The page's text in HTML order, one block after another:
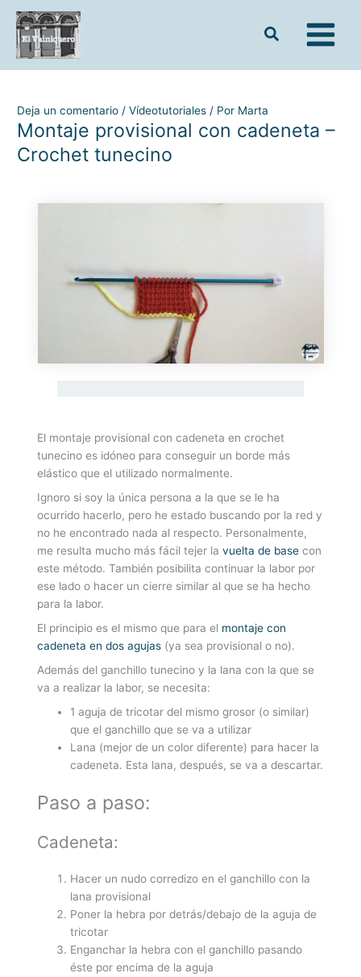
contenido
Deja un comentario /Vídeotutoriales / Por Marta
Montaje provisional con cadeneta –
Crochet tunecino
El montaje provisional con cadeneta en crochet
tunecino es idóneo para conseguir un borde más
elástico que el utilizado normalmente.
Ignoro si soy la única persona a la que se le ha
ocurrido hacerlo, pero he estado buscando por la red y
no he encontrado nada al respecto. Personalmente,
me resulta mucho más fácil tejer lavuelta de base con
este método. También posibilita continuar la labor por
ese lado o hacer un cierre similar al que se ha hecho
para la labor.
El principio es el mismo que para el montaje con
cadeneta en dos agujas (ya sea provisional o no).
Además del ganchillo tunecino y la lana con la que se
va a realizar la labor, se necesita:
1 aguja de tricotar del mismo grosor (o similar)
que el ganchillo que se va a utilizar
Lana (mejor de un color diferente) para hacer la
cadeneta. Esta lana, después, se va a descartar.
Paso a paso:
Cadeneta:
Hacer un nudo corredizo en el ganchillo con la
lana provisional
Poner la hebra por detrás/debajo de la aguja de
tricotar
Enganchar la hebra con el ganchillo pasando
éste por encima de la aguja